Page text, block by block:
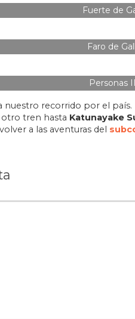
Fuerte de
Faro de
Personas III
nuestro recorrido por el
otro tren hasta Katunayake
a las aventuras del